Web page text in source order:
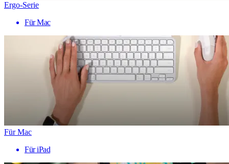
Ergo-Serie
Für Mac
Für Mac
Für iPad